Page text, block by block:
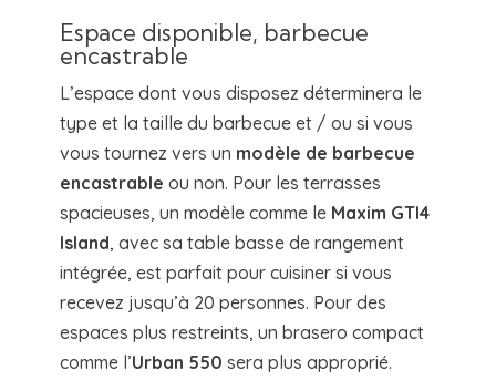
Espace disponible, barbecue
encastrable
L’espace dont vous disposez déterminera le
type et la taille du barbecue et / ou si vous
vous tournez vers un modèle de barbecue
encastrable ou non. Pour les terrasses
spacieuses, un modèle comme le Maxim GTI4
Island, avec sa table basse de rangement
intégrée, est parfait pour cuisiner si vous
recevez jusqu’à 20 personnes. Pour des
espaces plus restreints, un brasero compact
comme l’Urban 550 sera plus approprié.